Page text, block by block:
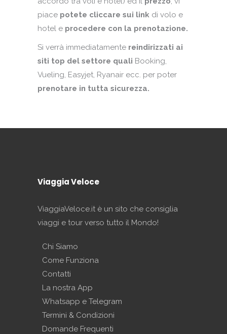
piace potete cliccare sui link di volo e
hotel e procedere con la prenotazione.
Si verrà immediatamente reindirizzati ai
siti top del settore quali Booking,
Vueling, Easyjet, Ryanair ecc. per poter
prenotare in tutta sicurezza.
Viaggia Veloce
ViaggiaVeloce.it è un sito che consiglia
viaggi e tour verso tutto il Mondo!
Chi Siamo
Come Funziona
Contatti
La nostra App
Whatsapp e Telegram
Termini & Condizioni
Domande Frequenti